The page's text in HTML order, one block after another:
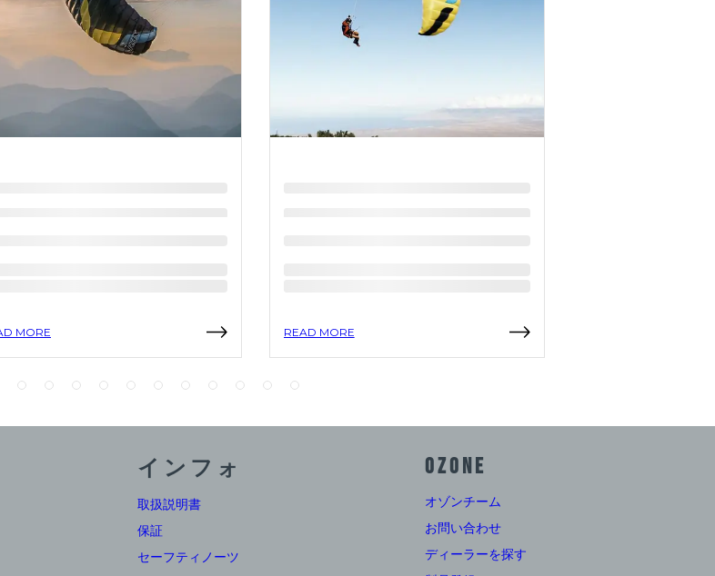
MORE READ MORE
インフォ
取扱説明書
保証
セーフティノーツ
OZONE
オゾンチーム
お問い合わせ
ディーラーを探す